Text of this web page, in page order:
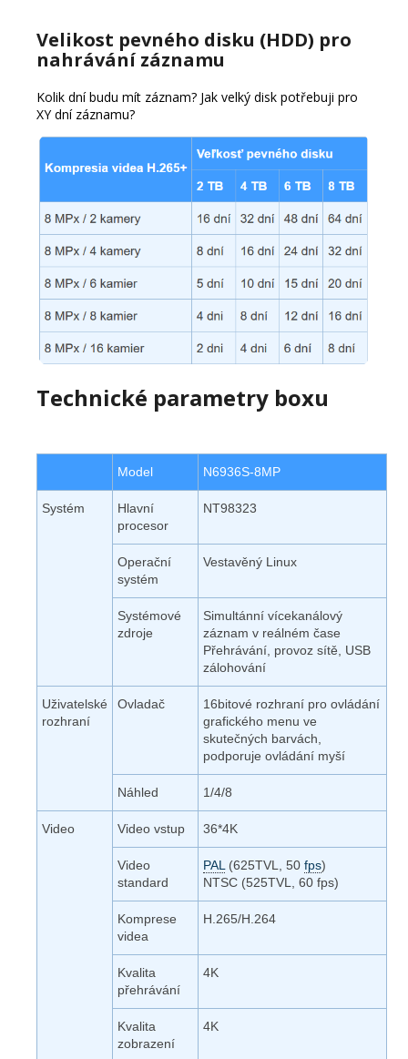
Velikost pevného disku (HDD) pro
nahrávání záznamu
Kolik dní budu mít záznam? Jak velký disk potřebuji pro
XY dní záznamu?
Technické parametry boxu
Model N6936S-8MP
Systém
Hlavní
procesor
NT98323
Operační
systém
Vestavěný Linux
Systémové
zdroje
Simultánní vícekanálový
záznam v reálném čase
Přehrávání, provoz sítě, USB
zálohování
Uživatelské
rozhraní
Ovladač
16bitové rozhraní pro ovládání
grafického menu ve
skutečných barvách,
podporuje ovládání myší
Náhled 1/4/8
Video Video vstup 36*4K
Video
standard
PAL(625TVL, 50 fps)
NTSC (525TVL, 60 fps)
Komprese
videa
H.265/H.264
Kvalita
přehrávání
4K
Kvalita
zobrazení
4K